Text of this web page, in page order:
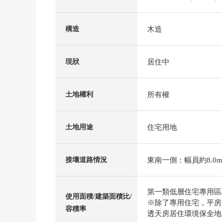
構造 木造
現狀 居住中
土地權利 所有權
土地用途 住宅用地
接壤道路情況 東南一側：幅員約
使用面積/建築面積比/
容積率
第一類低層住宅專用
※除了專用住宅，平
透天房居住環境保全